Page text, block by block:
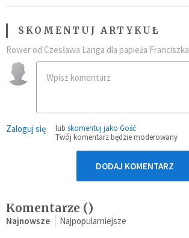
SKOMENTUJ ARTYKUŁ
Rower od Czesława Langa dla papieża Franciszka
Zaloguj się lub skomentuj jako Gość
Twój komentarz będzie moderowany
DODAJ KOMENTARZ
Komentarze ()
Najnowsze Najpopularniejsze